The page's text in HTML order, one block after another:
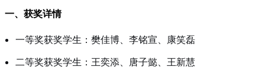
一、获奖详情
一等奖获奖学生：樊佳博、李铭宣、康笑磊
二等奖获奖学生：王奕添、唐子懿、王新慧